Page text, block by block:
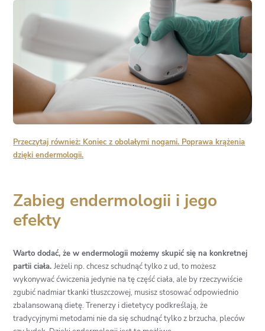
Przeczytaj również: Koniec z obolałymi nogami. Poprawa krążenia
dzięki endermologii.
Zabieg endermologii i jego
efekty
Warto dodać, że w endermologii możemy skupić się na konkretnej
partii ciała.Jeżeli np. chcesz schudnąć tylko z ud, to możesz
wykonywać ćwiczenia jedynie na tę część ciała, ale by rzeczywiście
zgubić nadmiar tkanki tłuszczowej, musisz stosować odpowiednio
zbalansowaną dietę. Trenerzy i dietetycy podkreślają, że
tradycyjnymi metodami nie da się schudnąć tylko z brzucha, pleców